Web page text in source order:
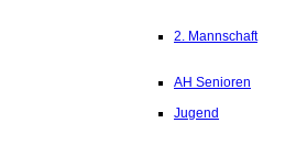
2. Mannschaft
AH Senioren
Jugend